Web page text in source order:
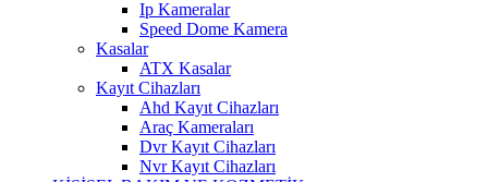
Ip Kameralar
Speed Dome Kamera
Kasalar
ATX Kasalar
Kayıt Cihazları
Ahd Kayıt Cihazları
Araç Kameraları
Dvr Kayıt Cihazları
Nvr Kayıt Cihazları